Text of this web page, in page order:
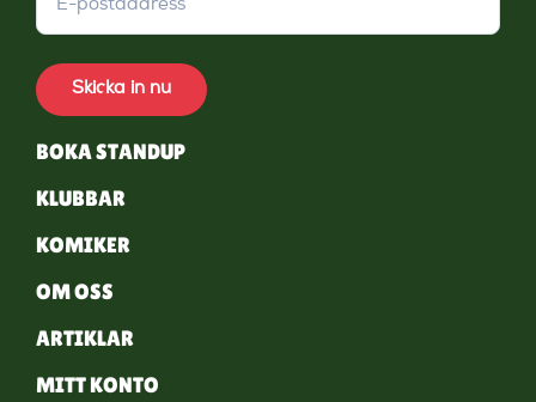
Skicka in nu
BOKA STANDUP
KLUBBAR
KOMIKER
OM OSS
ARTIKLAR
MITT KONTO